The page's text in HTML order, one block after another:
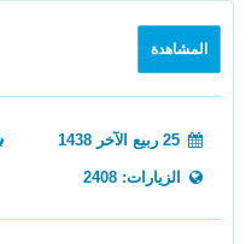
المشاهدة
الزيارات: 2408